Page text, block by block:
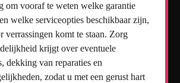
om vooraf te weten welke garantie
welke serviceopties beschikbaar zijn,
verrassingen komt te staan. Zorg
krijgt over eventuele
dekking van reparaties en
zodat u met een gerust hart